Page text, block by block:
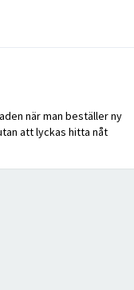
när man beställer ny
att lyckas hitta nåt